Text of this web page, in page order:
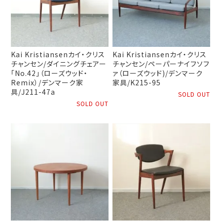
Kai Kristiansenカイ・クリス
チャンセン/ダイニングチェアー
「No.42」（ローズウッド・
Remix）/デンマーク家
具/J211-47a
SOLD OUT
Kai Kristiansenカイ・クリス
チャンセン/ペーパーナイフソフ
ァ（ローズウッド)/デンマーク
家具/K215-95
SOLD OUT